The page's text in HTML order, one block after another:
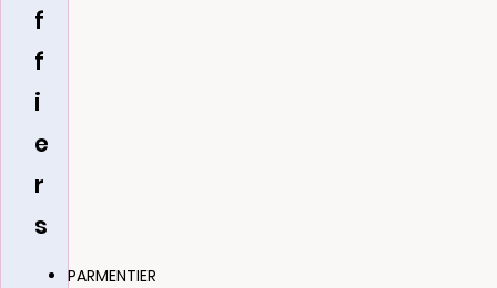
f
f
i
e
r
s
PARMENTIER